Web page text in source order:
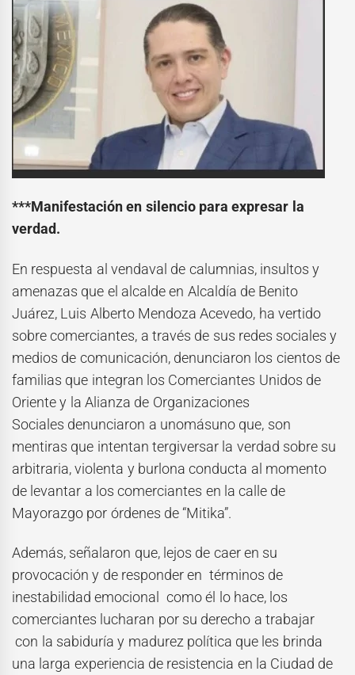
***Manifestación en silencio para expresar la
verdad.
En respuesta al vendaval de calumnias, insultos y
amenazas que el alcalde en Alcaldía de Benito
Juárez, Luis Alberto Mendoza Acevedo, ha vertido
sobre comerciantes, a través de sus redes sociales y
medios de comunicación, denunciaron los cientos de
familias que integran los Comerciantes Unidos de
Oriente y la Alianza de Organizaciones
Sociales denunciaron a unomásuno que, son
mentiras que intentan tergiversar la verdad sobre su
arbitraria, violenta y burlona conducta al momento
de levantar a los comerciantes en la calle de
Mayorazgo por órdenes de “Mitika”.
Además, señalaron que, lejos de caer en su
provocación y de responder en términos de
inestabilidad emocional como él lo hace, los
comerciantes lucharan por su derecho a trabajar
con la sabiduría y madurez política que les brinda
una larga experiencia de resistencia en la Ciudad de